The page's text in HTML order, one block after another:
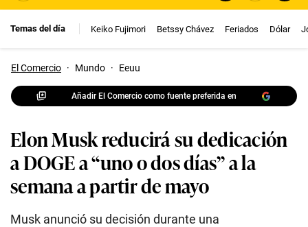
Temas del día Keiko Fujimori Betssy Chávez Feriados Dólar
El Comercio · Mundo · Eeuu
Añadir El Comercio como fuente preferida en
Elon Musk reducirá su dedicación
a DOGE a “uno o dos días” a la
semana a partir de mayo
Musk anunció su decisión durante una